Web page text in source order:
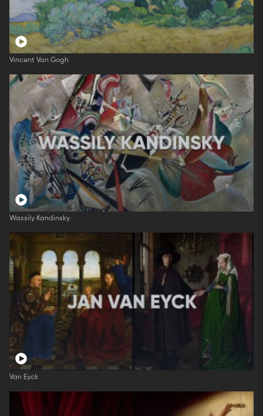
Vincent Van Gogh
Wassily Kandinsky
Van Eyck